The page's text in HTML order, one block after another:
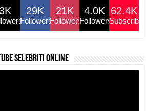
29K
Followers
21K
Followers
4.0K
Followers
62.4K
Subscribers
selebriti online